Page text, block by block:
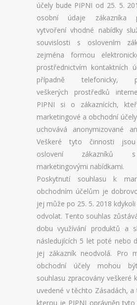
účely bude PIPNI od 25. 5.
osobní údaje zákazníka
vytvoření vhodné nabídky
souvislosti s oslovením
zejména formou
prostřednictvím kontaktních
případně telefonicky,
veškerých prostředků
PIPNI si o zákaznících,
marketingové a obchodní
uchovává anonymizované
Veškeré tyto činnosti
oslovení zákazníků
marketingovými nabídkami.
Poskytnutí souhlasu k
obchodním účelům je
jej může po 25. 5. 2018 kdykoli
odvolat. Tento souhlas
dobu využívání produktů a
následujících 5 let poté nebo
jej zákazník neodvolá. Pro
obchodní účely mohou
souhlasu zpracovány veškeré
uvedené v těchto Zásadách,
kterou je PIPNI oprávněn